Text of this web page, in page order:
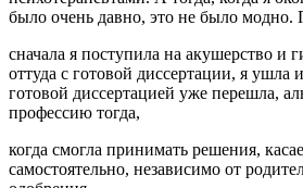
было очень давно, это не было модно.
сначала я поступила на акушерство и
оттуда с готовой диссертации, я ушла
готовой диссертацией уже перешла,
профессию тогда,
когда смогла принимать решения,
самостоятельно, независимо от